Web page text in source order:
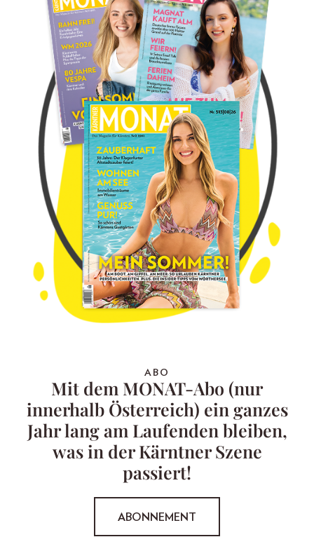
ABO
Mit dem MONAT-Abo (nur
innerhalb Österreich) ein ganzes
Jahr lang am Laufenden bleiben,
was in der Kärntner Szene
passiert!
ABONNEMENT